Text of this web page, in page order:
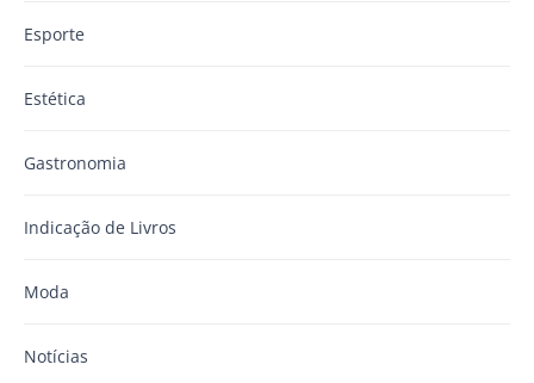
Esporte
Estética
Gastronomia
Indicação de Livros
Moda
Notícias